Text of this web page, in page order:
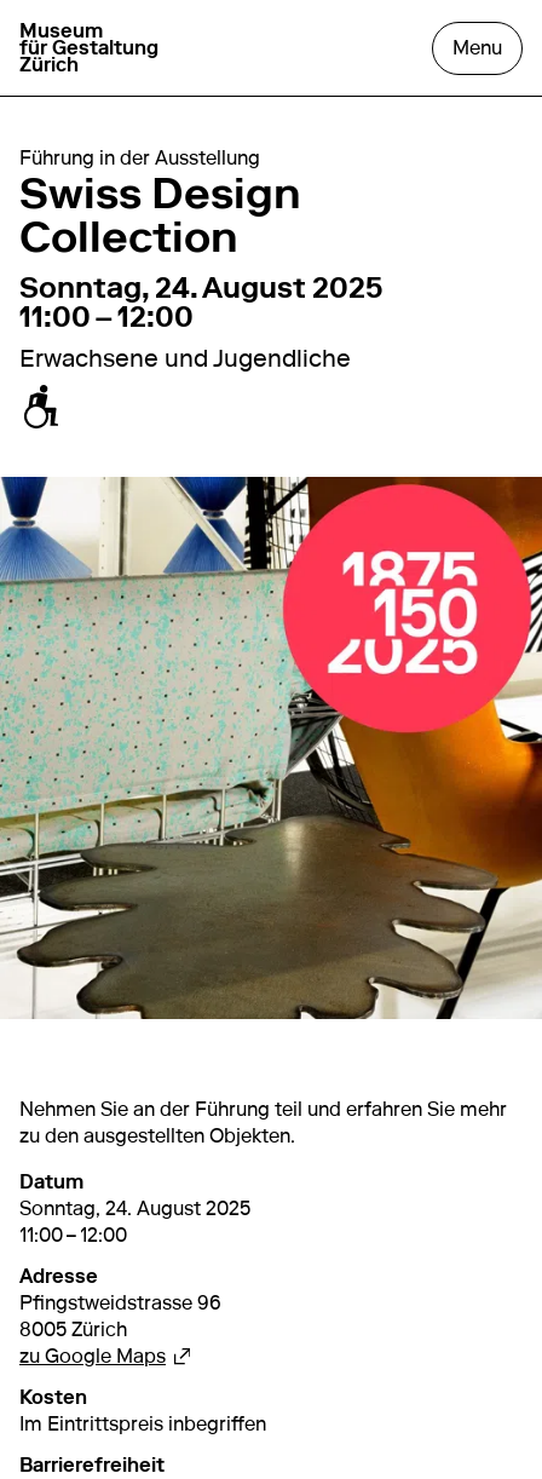
go to homepage
Museum
für Gestaltung
Zürich
Menu
Führung in der Ausstellung
Swiss Design
Collection
24. August 202511:00 – 12:00
Sonntag, 24. August 2025
11:00 – 12:00
Erwachsene und Jugendliche
Nehmen Sie an der Führung teil und erfahren Sie mehr
zu den ausgestellten Objekten.
Datum
24. August 202511:00 – 12:00
Sonntag, 24. August 2025
11:00 – 12:00
Adresse
Pfingstweidstrasse 96
8005 Zürich
zu Google MapsExterner Link
Kosten
Im Eintrittspreis inbegriffen
Barrierefreiheit